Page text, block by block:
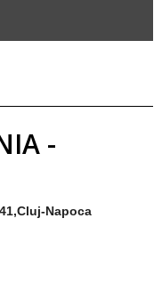
-
Napoca